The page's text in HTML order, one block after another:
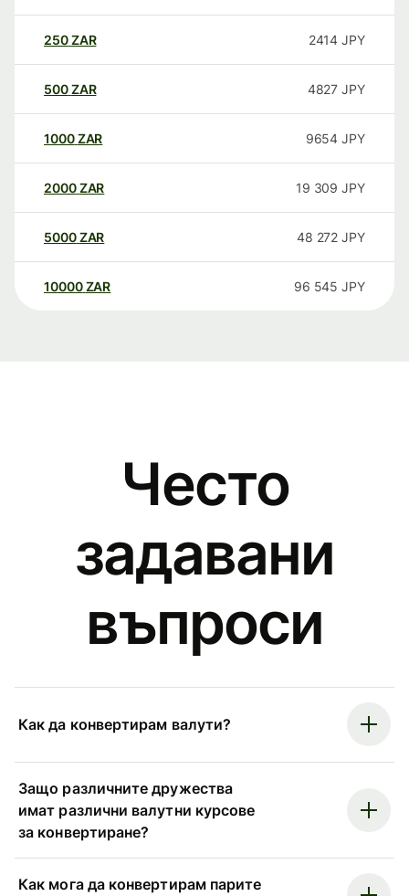
250ZAR 2414 JPY
500ZAR 4827 JPY
1000ZAR 9654 JPY
2000ZAR 19 309 JPY
5000ZAR 48 272 JPY
10000 ZAR 96 545 JPY
Често
задавани
въпроси
Как да конвертирам валути?
Защо различните дружества
имат различни валутни курсове
за конвертиране?
Как мога да конвертирам парите